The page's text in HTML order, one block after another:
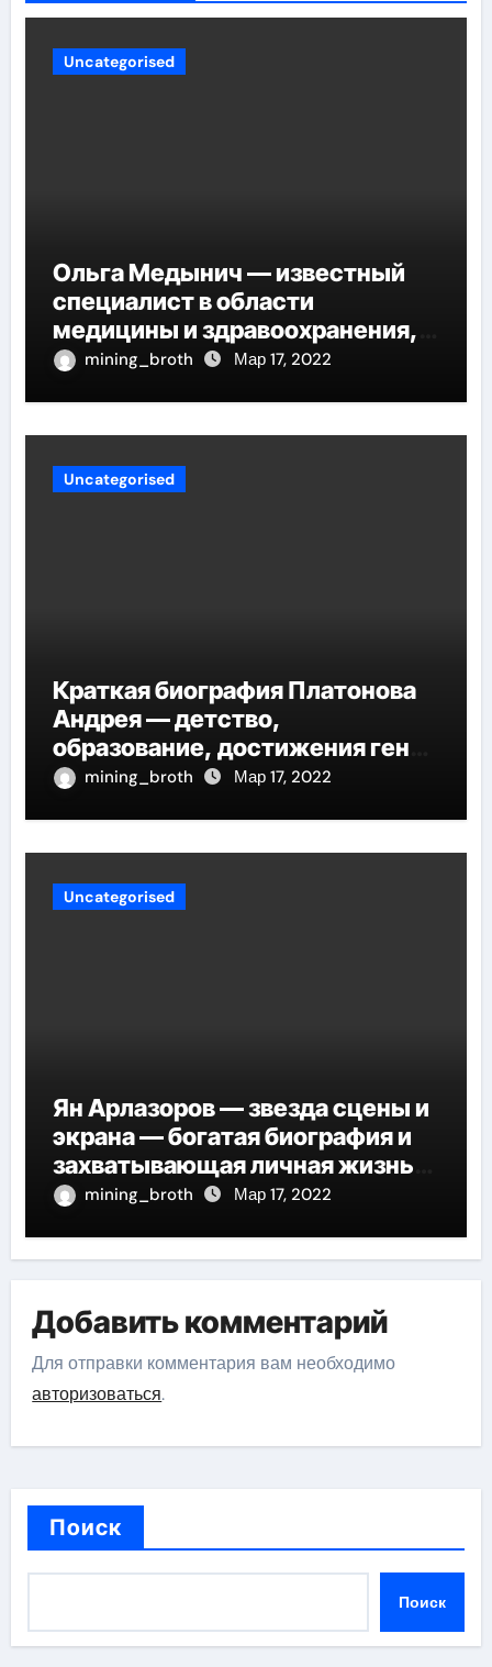
Uncategorised
Ольга Медынич — известный
специалист в области
медицины и здравоохранения,
автор многочисленных научных
mining_broth Мар 17, 2022
Uncategorised
Краткая биография Платонова
Андрея — детство,
образование, достижения гения
русской литературы
mining_broth Мар 17, 2022
Uncategorised
Ян Арлазоров — звезда сцены и
экрана — богатая биография и
захватывающая личная жизнь
великого актера
mining_broth Мар 17, 2022
Добавить комментарий
Для отправки комментария вам необходимо
авторизоваться.
Поиск
Поиск